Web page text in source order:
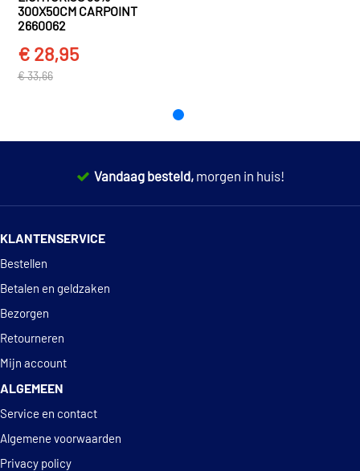
300X50CM CARPOINT
2660062
€ 28,95
€ 33,66
Vandaag besteld, morgen in huis!
KLANTENSERVICE
Bestellen
Betalen en geldzaken
Bezorgen
Retourneren
Mijn account
ALGEMEEN
Service en contact
Algemene voorwaarden
Privacy policy